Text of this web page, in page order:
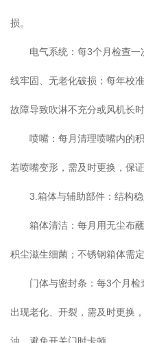
损。
电气系统：每3个月检查一
线牢固、无老化破损；每年校
故障导致吹淋不充分或风机长时
喷嘴：每月清理喷嘴内的积
若喷嘴变形，需及时更换，保证
3.箱体与辅助部件：结构稳
箱体清洁：每月用无尘布蘸
积尘滋生细菌；不锈钢箱体需
门体与密封条：每3个月检
出现老化、开裂，需及时更换
油，避免开关门时卡顿。